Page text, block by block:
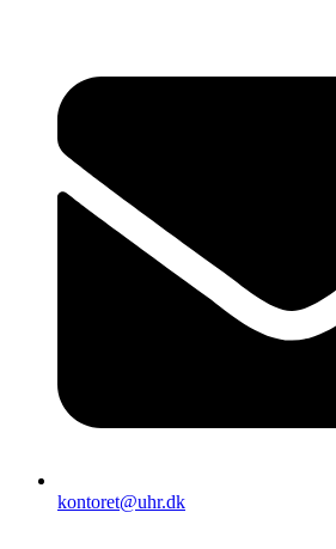
kontoret@uhr.dk